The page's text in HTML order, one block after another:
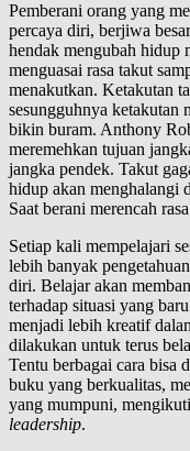
Pemberani orang yang
percaya diri, berjiwa
hendak mengubah hidup
menguasai rasa takut
menakutkan. Ketakutan
sesungguhnya ketakutan
bikin buram. Anthony
meremehkan tujuan
jangka pendek. Takut
hidup akan menghalangi
Saat berani merencah
Setiap kali mempelajari
lebih banyak
diri. Belajar akan
terhadap situasi yang
menjadi lebih kreatif
dilakukan untuk terus
Tentu berbagai cara bisa
buku yang berkualitas,
yang mumpuni,
leadership.